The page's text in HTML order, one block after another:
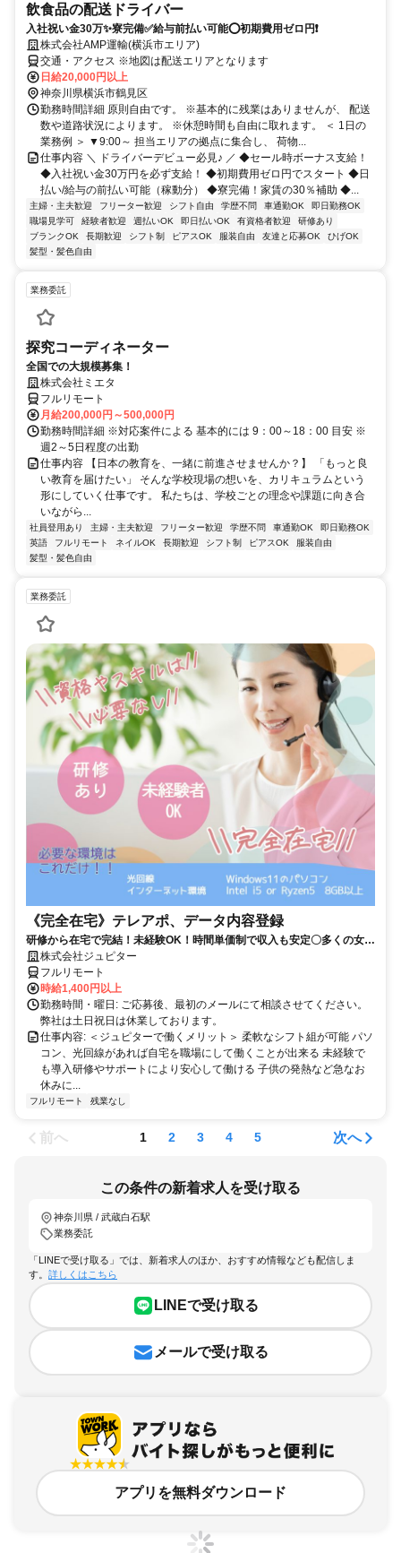
飲食品の配送ドライバー
入社祝い金30万✨寮完備✅給与前払い可能⭕初期費用ゼロ円❗
株式会社AMP運輸(横浜市エリア)
交通・アクセス ※地図は配送エリアとなります
日給20,000円以上
神奈川県横浜市鶴見区
勤務時間詳細 原則自由です。 ※基本的に残業はありませんが、 配送
数や道路状況によります。 ※休憩時間も自由に取れます。 ＜ 1日の
業務例 ＞ ▼9:00～ 担当エリアの拠点に集合し、 荷物...
仕事内容 ＼ ドライバーデビュー必見♪ ／ ◆セール時ボーナス支給！
◆入社祝い金30万円を必ず支給！ ◆初期費用ゼロ円でスタート ◆日
払い/給与の前払い可能（稼動分） ◆寮完備！家賃の30％補助 ◆...
主婦・主夫歓迎 フリーター歓迎 シフト自由 学歴不問 車通勤OK
即日勤務OK
職場見学可
経験者歓迎 週払いOK 即日払いOK 有資格者歓迎
研修あり
ブランクOK
長期歓迎 シフト制 ピアスOK 服装自由 友達と応募OK
ひげOK
髪型・髪色自由
業務委託
探究コーディネーター
全国での大規模募集！
株式会社ミエタ
フルリモート
月給200,000円～500,000円
勤務時間詳細 ※対応案件による 基本的には 9：00～18：00 目安 ※
週2～5日程度の出勤
仕事内容 【日本の教育を、一緒に前進させませんか？】 「もっと良
い教育を届けたい」 そんな学校現場の想いを、カリキュラムという
形にしていく仕事です。 私たちは、学校ごとの理念や課題に向き合
いながら...
社員登用あり 主婦・主夫歓迎 フリーター歓迎 学歴不問 車通勤OK
即日勤務OK
英語
フルリモート ネイルOK 長期歓迎 シフト制 ピアスOK
服装自由
髪型・髪色自由
業務委託
《完全在宅》テレアポ、データ内容登録
研修から在宅で完結！未経験OK！時間単価制で収入も安定〇多くの女性
の方が活躍中！隙間時間有効活用！
株式会社ジュピター
フルリモート
時給1,400円以上
勤務時間・曜日: ご応募後、最初のメールにて相談させてください。
弊社は土日祝日は休業しております。
仕事内容: ＜ジュピターで働くメリット＞ 柔軟なシフト組が可能 パソ
コン、光回線があれば自宅を職場にして働くことが出来る 未経験で
も導入研修やサポートにより安心して働ける 子供の発熱など急なお
休みに...
フルリモート 残業なし
前へ 1 2 3 4 5 次へ
この条件の新着求人を受け取る
神奈川県 / 武蔵白石駅
業務委託
「LINEで受け取る」では、新着求人のほか、おすすめ情報なども配信しま
す。 詳しくはこちら
LINEで受け取る
メールで受け取る
アプリを無料ダウンロード